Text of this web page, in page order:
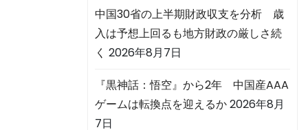
中国30省の上半期財政収支を分析 歳
入は予想上回るも地方財政の厳しさ続
く 2026年8月7日
『黒神話：悟空』から2年 中国産AAA
ゲームは転換点を迎えるか2026年8月
7日